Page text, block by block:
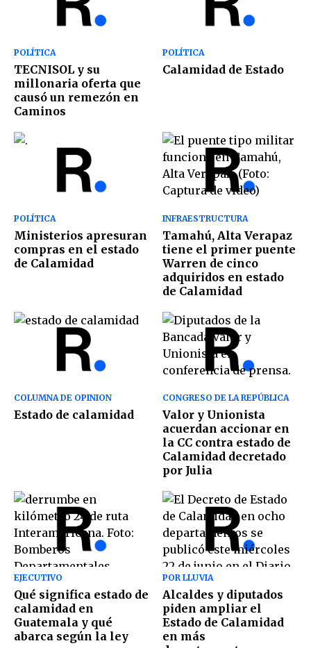
POLÍTICA
TECNISOL y su
millonaria oferta que
causó un remezón en
Caminos
POLÍTICA
Calamidad de Estado
POLÍTICA
Ministerios apresuran
compras en el estado
de Calamidad
INFRAESTRUCTURA
Tamahú, Alta Verapaz
tiene el primer puente
Warren de cinco
adquiridos en estado
de Calamidad
COLUMNA DE OPINION
Estado de calamidad
CONGRESO DE LA REPÚBLICA
Valor y Unionista
acuerdan accionar en
la CC contra estado de
Calamidad decretado
por Julia
EJECUTIVO
Qué significa estado de
calamidad en
Guatemala y qué
abarca según la ley
POR LLUVIA
Alcaldes y diputados
piden ampliar el
Estado de Calamidad
en más